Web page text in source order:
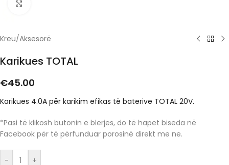
Kreu/Aksesorë
Karikues TOTAL
€45.00
Karikues 4.0A për karikim efikas të baterive TOTAL 20V.
*Pasi të klikosh butonin e blerjes, do të hapet biseda në
Facebook për të përfunduar porosinë direkt me ne.
- +